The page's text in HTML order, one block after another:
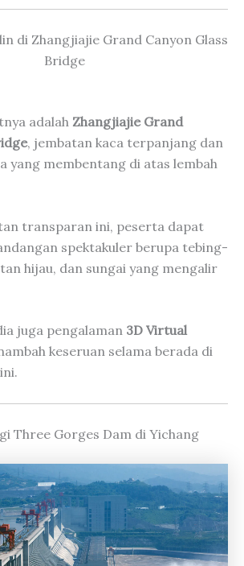
di Zhangjiajie Grand Canyon Glass
Bridge
adalah Zhangjiajie Grand
, jembatan kaca terpanjang dan
yang membentang di atas lembah
transparan ini, peserta dapat
spektakuler berupa tebing-
hijau, dan sungai yang mengalir
juga pengalaman 3D Virtual
keseruan selama berada di
Three Gorges Dam di Yichang